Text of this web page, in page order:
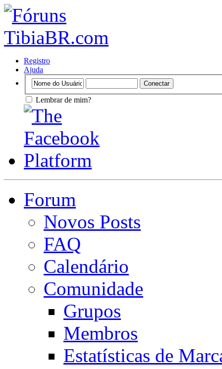
Registro
Ajuda
Lembrar de mim?
Forum
Novos Posts
FAQ
Calendário
Comunidade
Grupos
Membros
Estatísticas de